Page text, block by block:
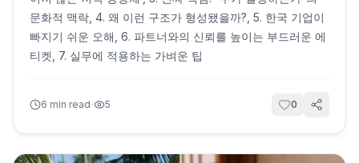
문화적 맥락, 4. 왜 이런 구조가 형성됐을까?, 5. 한국 기업이
빠지기 쉬운 오해, 6. 파트너와의 신뢰를 높이는 부드러운 에
티켓, 7. 실무에 적용하는 가벼운 팁
6 min read· 5 0